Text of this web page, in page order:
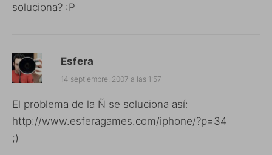
soluciona? :P
Esfera
14 septiembre, 2007 a las 1:57
El problema de la Ñ se soluciona así:
http://www.esferagames.com/iphone/?p=34
;)